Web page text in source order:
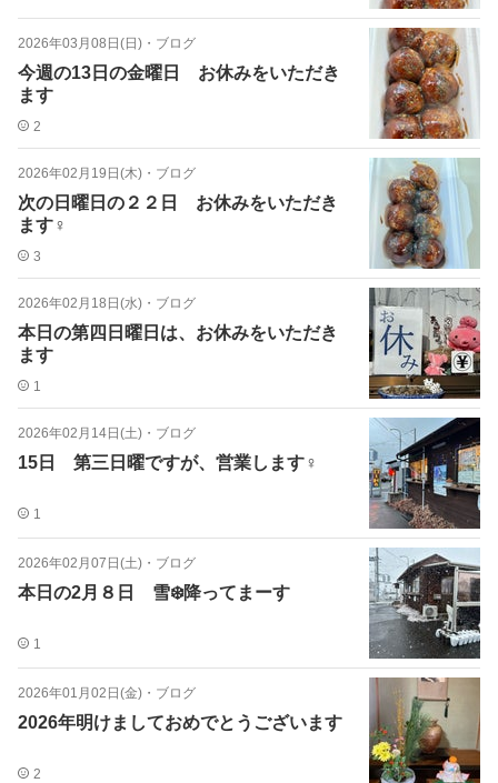
2026年03月08日(日) ・ ブログ
今週の13日の金曜日 お休みをいただき
ます
2
2026年02月19日(木) ・ ブログ
次の日曜日の２２日 お休みをいただき
ます♀️
3
2026年02月18日(水) ・ ブログ
本日の第四日曜日は、お休みをいただき
ます
1
2026年02月14日(土) ・ ブログ
15日 第三日曜ですが、営業します♀️
1
2026年02月07日(土) ・ ブログ
本日の2月８日 雪❄️降ってまーす
1
2026年01月02日(金) ・ ブログ
2026年明けましておめでとうございます
2